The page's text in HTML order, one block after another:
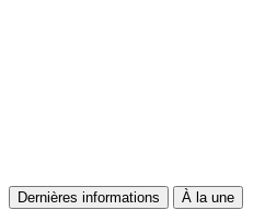
Dernières informations À la une